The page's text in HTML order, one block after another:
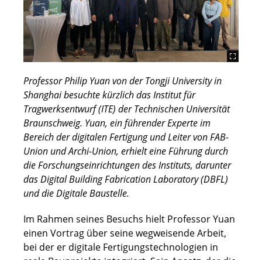
Professor Philip Yuan von der Tongji University in
Shanghai besuchte kürzlich das Institut für
Tragwerksentwurf (ITE) der Technischen Universität
Braunschweig. Yuan, ein führender Experte im
Bereich der digitalen Fertigung und Leiter von FAB-
Union und Archi-Union, erhielt eine Führung durch
die Forschungseinrichtungen des Instituts, darunter
das Digital Building Fabrication Laboratory (DBFL)
und die Digitale Baustelle.
Im Rahmen seines Besuchs hielt Professor Yuan
einen Vortrag über seine wegweisende Arbeit,
bei der er digitale Fertigungstechnologien in